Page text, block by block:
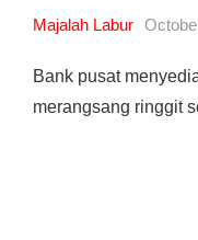
Majalah Labur
Bank pusat
merangsang ringgit